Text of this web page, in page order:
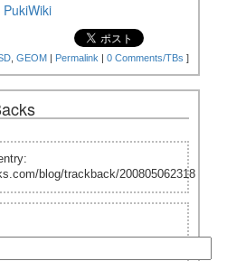
GEOM | Permalink | 0 Comments/TBs ]
blog/trackback/200805062318